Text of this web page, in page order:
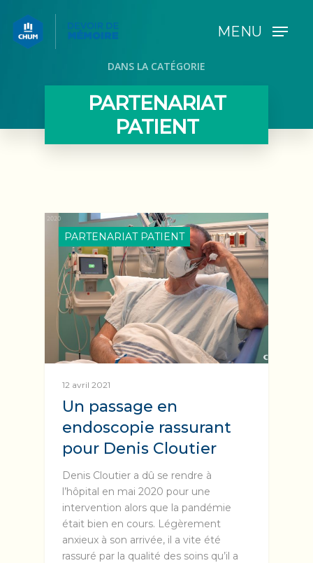
MENU
DANS LA CATÉGORIE
PARTENARIAT
PATIENT
PARTENARIAT PATIENT
12 avril 2021
Un passage en
endoscopie rassurant
pour Denis Cloutier
Denis Cloutier a dû se rendre à
l’hôpital en mai 2020 pour une
intervention alors que la pandémie
était bien en cours. Légèrement
anxieux à son arrivée, il a vite été
rassuré par la qualité des soins qu’il a